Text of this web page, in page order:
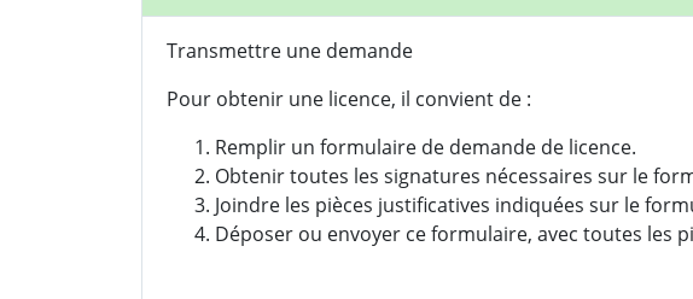
Transmettre une demande
Pour obtenir une licence, il convient de :
Remplir un formulaire de demande de licence.
Obtenir toutes les signatures nécessaires sur le
Joindre les pièces justificatives indiquées sur le
Déposer ou envoyer ce formulaire, avec toutes les